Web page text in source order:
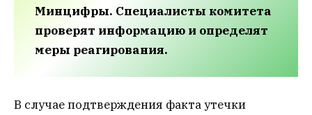
Минцифры. Специалисты комитета
проверят информацию и определят
меры реагирования.
В случае подтверждения факта утечки